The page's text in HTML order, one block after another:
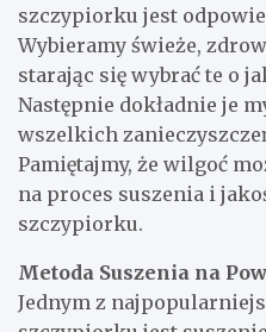
szczypiorku jest
Wybieramy świeże,
starając się wybrać te o
Następnie dokładnie je
wszelkich
Pamiętajmy, że wilgoć
na proces suszenia i
szczypiorku.
Metoda Suszenia na
Jednym z